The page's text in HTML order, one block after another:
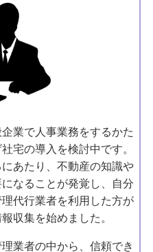
業で人事業務をするかた
宅の導入を検討中です。
あたり、不動産の知識や
なることが発覚し、自分
代行業者を利用した方が
収集を始めました。
業者の中から、信頼でき